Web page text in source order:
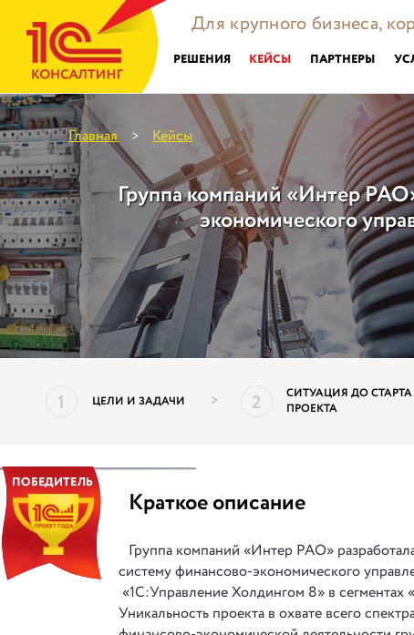
Для крупного бизнеса,
РЕШЕНИЯ КЕЙСЫ ПАРТНЕРЫ
Главная > Кейсы
Группа компаний «Интер
экономического
1 ЦЕЛИ И ЗАДАЧИ > 2
СИТУАЦИЯ ДО СТАРТА
ПРОЕКТА
|| Краткое описание
Группа компаний «Интер РАО»
систему финансово-экономического
«1С:Управление Холдингом 8» в сегментах
Уникальность проекта в охвате всего